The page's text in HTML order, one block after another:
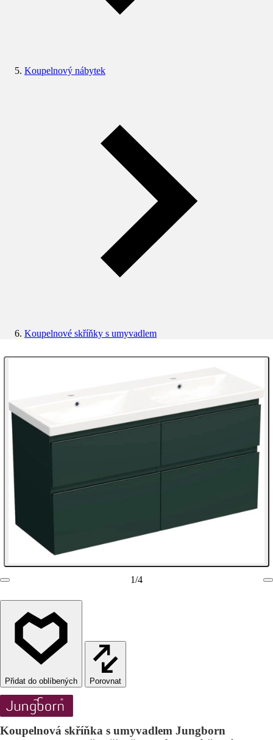
Koupelnový nábytek
Koupelnové skříňky s umyvadlem
1/4
Porovnat
Koupelnová skříňka s umyvadlem Jungborn